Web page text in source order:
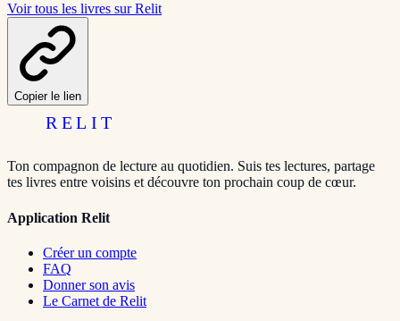
Voir tous les livres sur Relit
Copier le lien
RELIT
Ton compagnon de lecture au quotidien. Suis tes lectures, partage
tes livres entre voisins et découvre ton prochain coup de cœur.
Application Relit
Créer un compte
FAQ
Donner son avis
Le Carnet de Relit